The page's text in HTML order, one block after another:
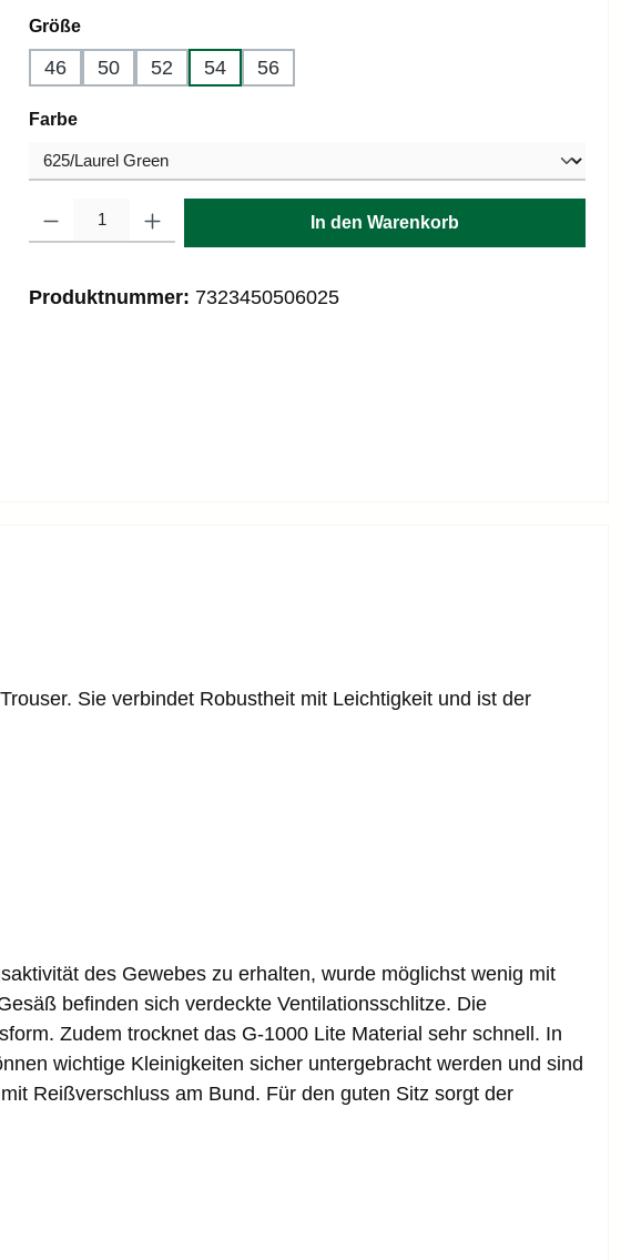
Größeauswählen
46 50 52 54 56
Farbeauswählen
In den Warenkorb
Produktnummer: 7323450506025
Sie verbindet Robustheit mit Leichtigkeit und ist der
des Gewebes zu erhalten, wurde möglichst wenig mit
befinden sich verdeckte Ventilationsschlitze. Die
Zudem trocknet das G-1000 Lite Material sehr schnell. In
wichtige Kleinigkeiten sicher untergebracht werden und sind
Reißverschluss am Bund. Für den guten Sitz sorgt der